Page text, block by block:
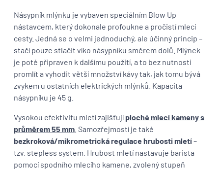
Násypník mlýnku je vybaven speciálním Blow Up
nástavcem, který dokonale profoukne a pročistí mlecí
cesty. Jedná se o velmi jednoduchý, ale účinný princip –
stačí pouze stlačit víko násypníku směrem dolů. Mlýnek
je poté připraven k dalšímu použití, a to bez nutnosti
promlít a vyhodit větší množství kávy tak, jak tomu bývá
zvykem u ostatních elektrických mlýnků. Kapacita
násypníku je 45 g.
Vysokou efektivitu mletí zajišťují ploché mlecí kameny s
průměrem 55 mm . Samozřejmostí je také
bezkroková/mikrometrická regulace hrubosti mletí–
tzv. stepless system. Hrubost mletí nastavuje barista
pomocí spodního mlecího kamene, zvolený stupeň